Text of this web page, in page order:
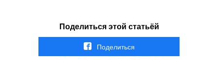
Поделиться этой статьёй
Поделиться